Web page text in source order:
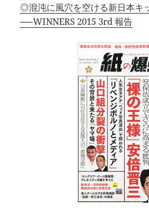
◎混沌に風穴を空ける新日本キ
──WINNERS 2015 3rd 報告